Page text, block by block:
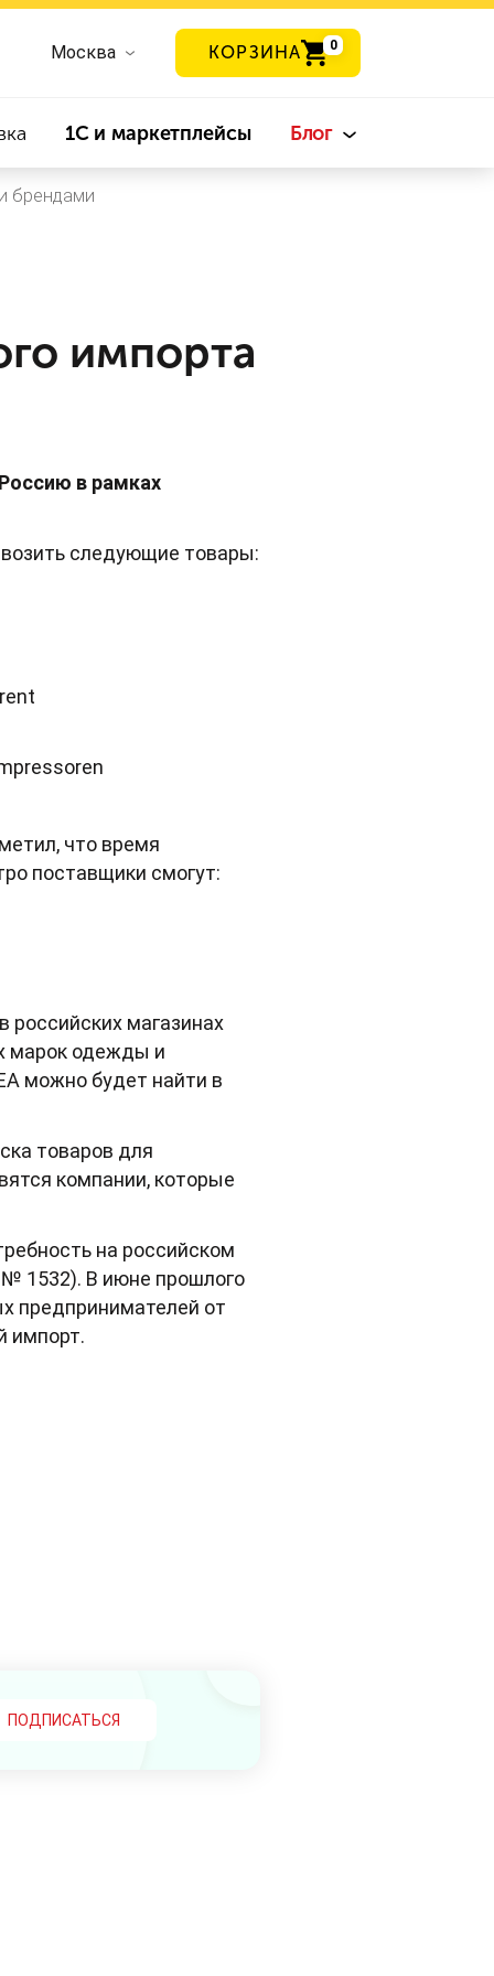
Москва КОРЗИНА 0
1С и маркетплейсы Блог
брендами
импорта
в рамках
следующие товары:
что время
поставщики смогут:
российских магазинах
марок одежды и
можно будет найти в
товаров для
компании, которые
на российском
№ 1532). В июне прошлого
предпринимателей от
импорт.
ПОДПИСАТЬСЯ